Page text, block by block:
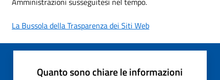
La Bussola della Trasparenza dei Siti Web
Quanto sono chiare le informazioni